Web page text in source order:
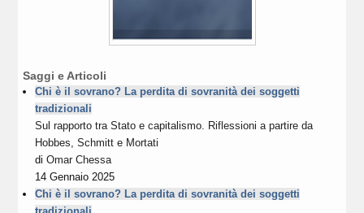
Saggi e Articoli
Chi è il sovrano? La perdita di sovranità dei soggetti
tradizionali
Sul rapporto tra Stato e capitalismo. Riflessioni a partire da
Hobbes, Schmitt e Mortati
diOmar Chessa
14 Gennaio 2025
Chi è il sovrano? La perdita di sovranità dei soggetti